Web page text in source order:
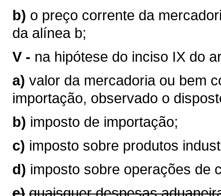
b) o preço corrente da
da alínea b;
V - na hipótese do inciso IX do
a) valor da mercadoria ou bem
importação, observado o
b) imposto de importação;
c) imposto sobre produtos
d) imposto sobre operações de
e) quaisquer despesas